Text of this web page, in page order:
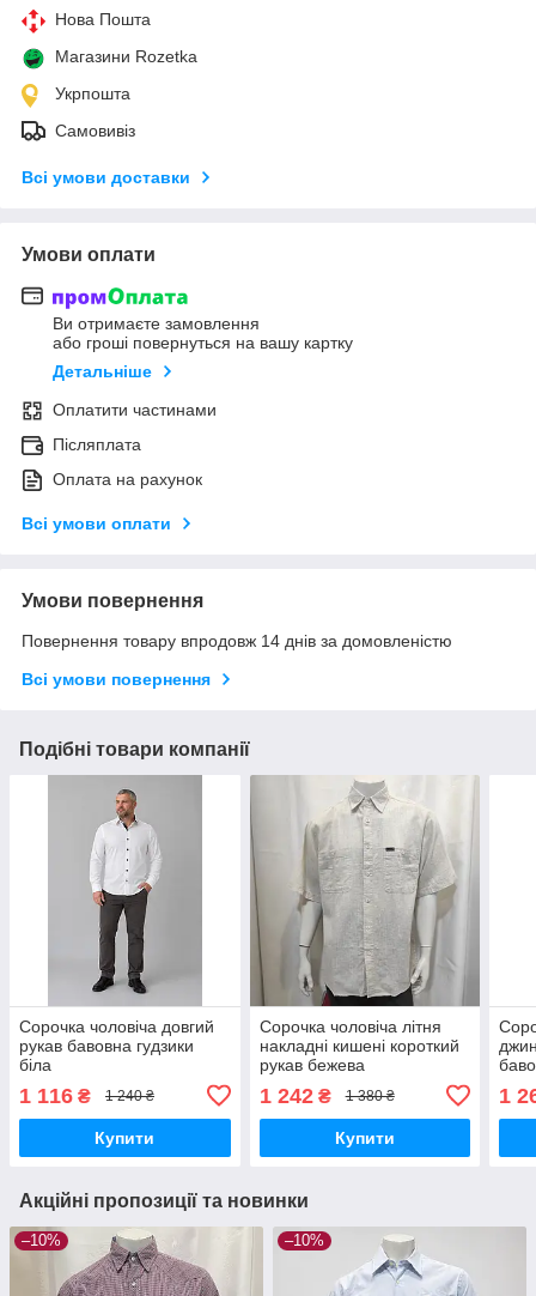
Нова Пошта
Магазини Rozetka
Укрпошта
Самовивіз
Всі умови доставки
Умови оплати
Ви отримаєте замовлення
або гроші повернуться на вашу картку
Детальніше
Оплатити частинами
Післяплата
Оплата на рахунок
Всі умови оплати
Умови повернення
Повернення товару впродовж 14 днів за домовленістю
Всі умови повернення
Подібні товари компанії
Сорочка чоловіча довгий
рукав бавовна гудзики
біла
1 116 ₴ 1 240 ₴
Купити
Сорочка чоловіча літня
накладні кишені короткий
рукав бежева
1 242₴ 1 380 ₴
Купити
1
Акційні пропозиції та новинки
–10% –10%